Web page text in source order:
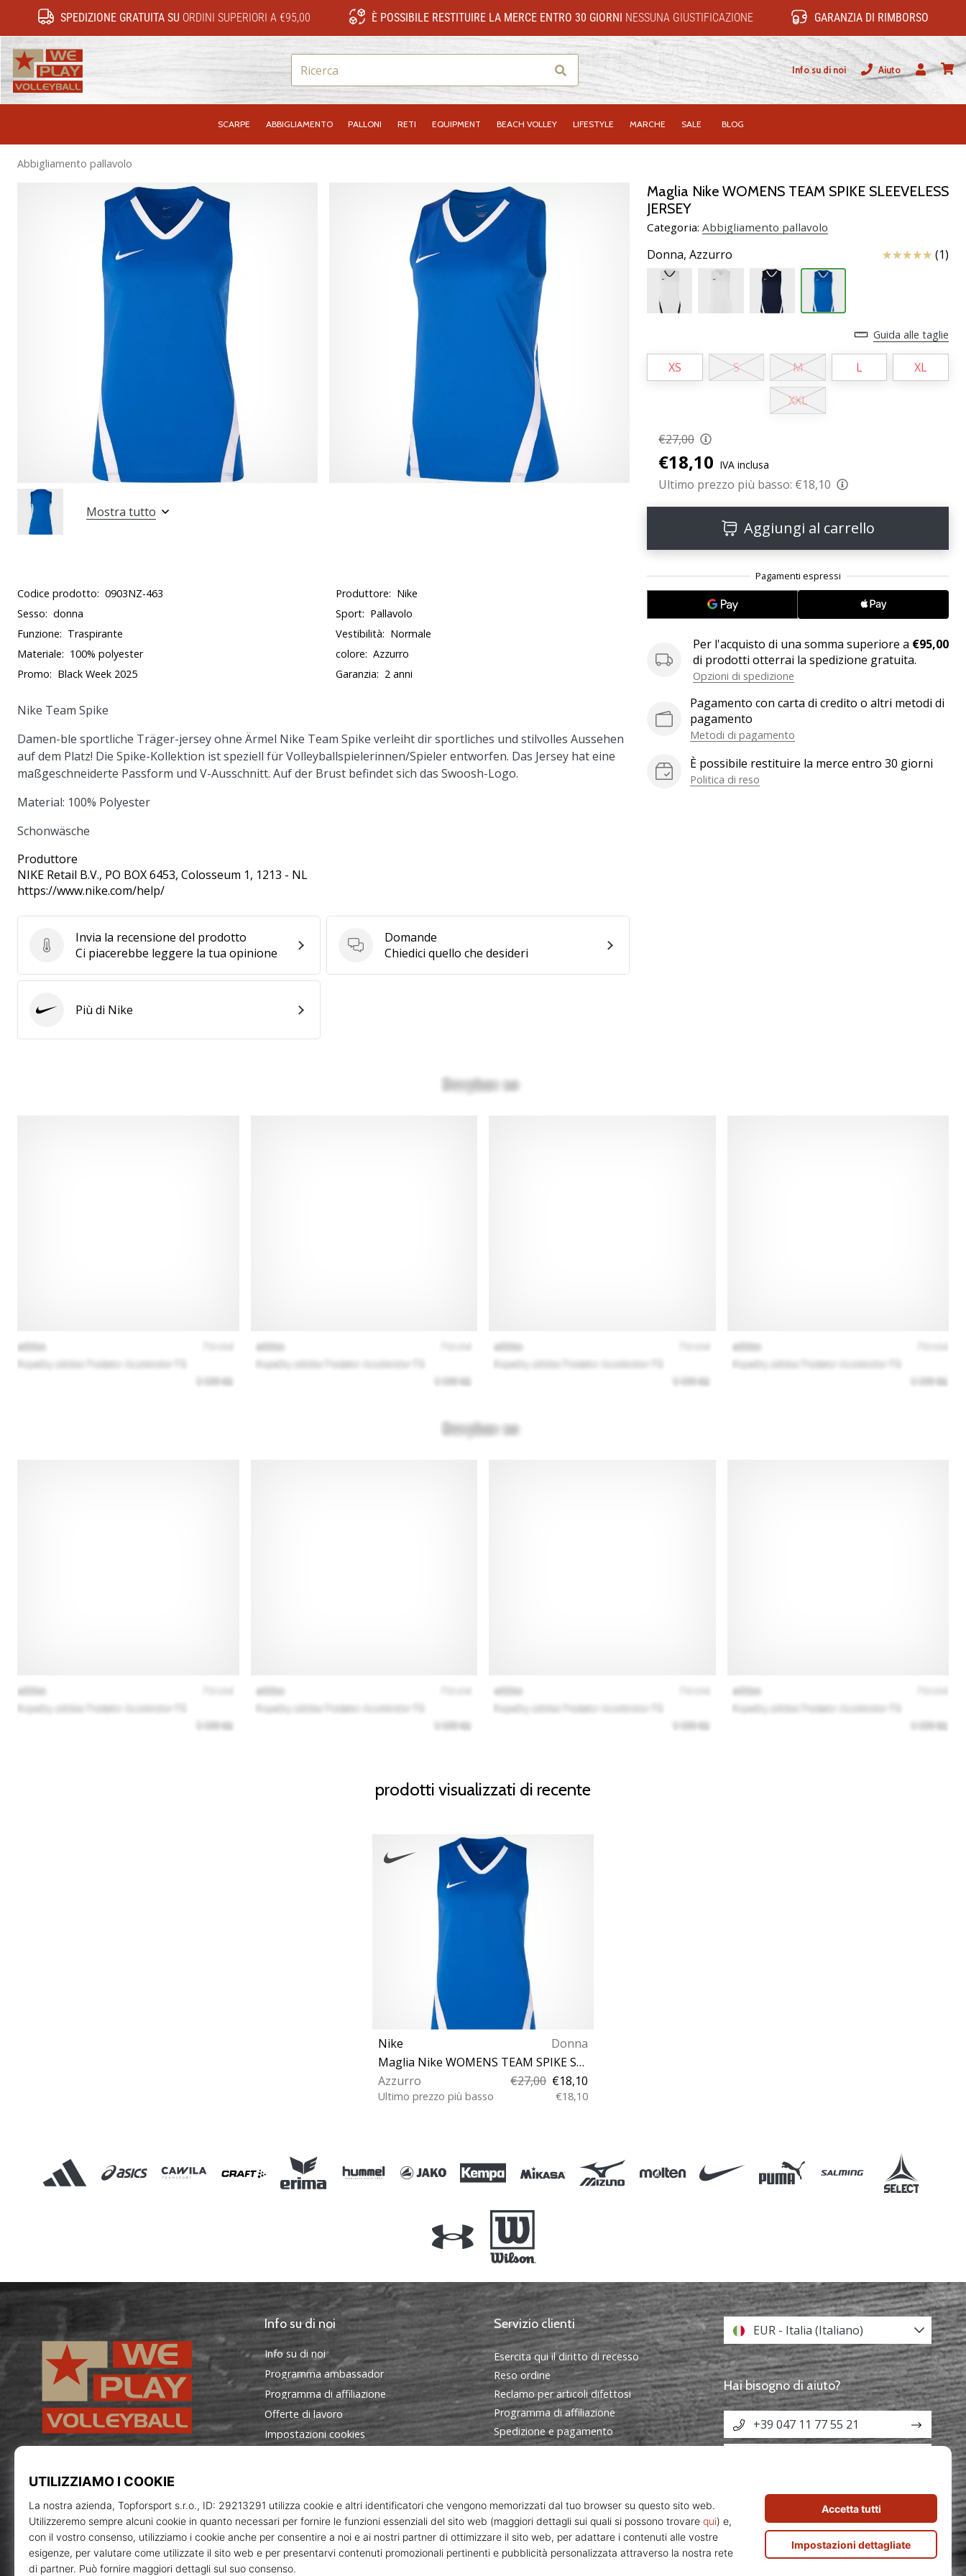
SPEDIZIONE GRATUITA SU ORDINI SUPERIORI A €95,00 È POSSIBILE RESTITUIRE LA MERCE ENTRO 30 GIORNI NESSUNA GIUSTIFICAZIONE GARANZIA DI RIMBORSO
Ricerca Info su di noi
Aiuto
Utente
SCARPE ABBIGLIAMENTO PALLONI RETI EQUIPMENT BEACH VOLLEY LIFESTYLE MARCHE SALE BLOG
Abbigliamento pallavolo
Maglia Nike WOMENS TEAM SPIKE SLEEVELESS
JERSEY
Categoria: Abbigliamento pallavolo
Donna, Azzurro Recensioni(1)
Guida alle taglie
XS S M L XL
XXL
€27,00
€18,10 IVA inclusa
Ultimo prezzo più basso: €18,10
Aggiungi al carrello
Per l'acquisto di una somma superiore a €95,00
di prodotti otterrai la spedizione gratuita.
Opzioni di spedizione
Pagamento con carta di credito o altri metodi di
pagamento
Metodi di pagamento
È possibile restituire la merce entro 30 giorni
Politica di reso
Mostra tutto
Codice prodotto: 0903NZ-463 Produttore: Nike
Sesso: donna Sport: Pallavolo
Funzione: Traspirante Vestibilità: Normale
Materiale: 100% polyester colore: Azzurro
Promo: Black Week 2025 Garanzia: 2 anni
Nike Team Spike
Damen-ble sportliche Träger-jersey ohne Ärmel Nike Team Spike verleiht dir sportliches und stilvolles Aussehen
auf dem Platz! Die Spike-Kollektion ist speziell für Volleyballspielerinnen/Spieler entworfen. Das Jersey hat eine
maßgeschneiderte Passform und V-Ausschnitt. Auf der Brust befindet sich das Swoosh-Logo.
Material: 100% Polyester
Schonwäsche
Produttore
NIKE Retail B.V., PO BOX 6453, Colosseum 1, 1213 - NL
https://www.nike.com/help/
Invia la recensione del prodotto
Invia la recensione del prodotto
Ci piacerebbe leggere la tua opinione
Domande
Domande
Chiedici quello che desideri
Nike Più di Nike
prodotti visualizzati di recente
Nike
Donna
Maglia Nike WOMENS TEAM SPIKE SLEEVELESS JERSEY
Azzurro
€27,00 €18,10
Ultimo prezzo più basso €18,10
Info su di noi
Info su di noi
Programma ambassador
Programma di affiliazione
Offerte di lavoro
Impostazioni cookies
Servizio clienti
Esercita qui il diritto di recesso
Reso ordine
Reclamo per articoli difettosi
Programma di affiliazione
Spedizione e pagamento
Trova la taglia giusta
Informativa sulla privacy
Programma ambasciatori
EUR - Italia (Italiano)
Hai bisogno di aiuto?
+39 047 11 77 55 21